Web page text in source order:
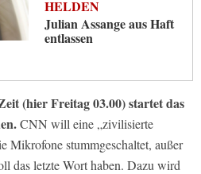
HELDEN
Julian Assange aus Haft
entlassen
(hier Freitag 03.00) startet das
CNN will eine „zivilisierte
Mikrofone stummgeschaltet, außer
das letzte Wort haben. Dazu wird